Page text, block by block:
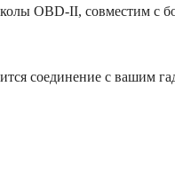
OBD-II, совместим с
соединение с вашим